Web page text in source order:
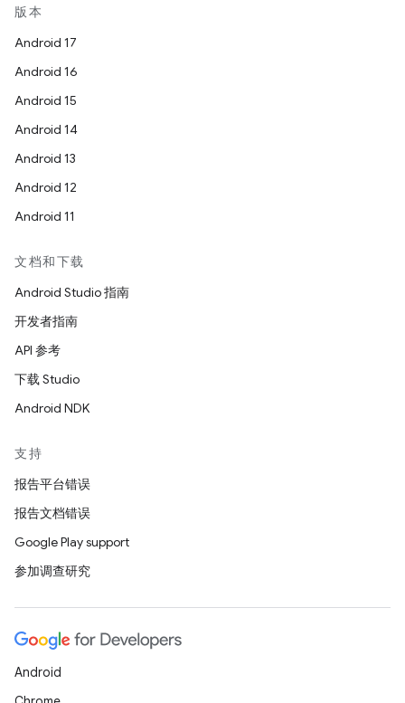
版本
Android 17
Android 16
Android 15
Android 14
Android 13
Android 12
Android 11
文档和下载
Android Studio 指南
开发者指南
API 参考
下载 Studio
Android NDK
支持
报告平台错误
报告文档错误
Google Play support
参加调查研究
Android